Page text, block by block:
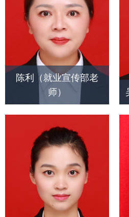
陈利（就业宣传部老
师）